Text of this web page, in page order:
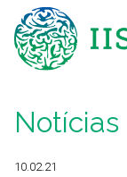
Notícias
10.02.21